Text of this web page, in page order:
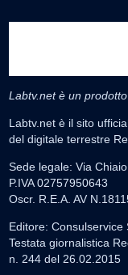
Labtv.net è un
Labtv.net è il sito
del digitale terrestre
Sede legale: Via
P.IVA 02757950643
Oscr. R.E.A. AV
Editore: Consulservice
Testata giornalistica
n. 244 del 26.02.2015